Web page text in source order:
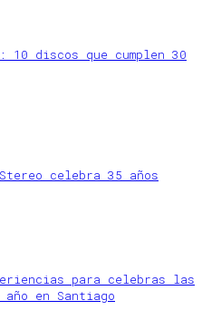
10 discos que cumplen 30
celebra 35 años
para celebras las
en Santiago